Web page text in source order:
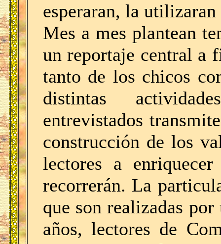
esperaran, la
Mes a mes plantean
un reportaje central a
tanto de los chicos
distintas
entrevistados
construcción de los
lectores a
recorrerán. La
que son realizadas
años, lectores de